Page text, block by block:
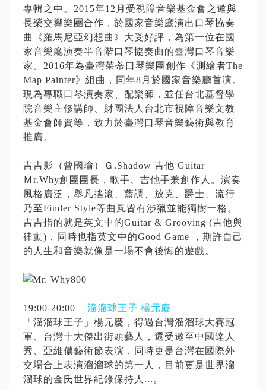
專輯之中。2015年12月受視障音樂基金會之邀與
長榮交響樂團合作，於國家音樂廳演出口琴協奏
曲《羅馬尼亞幻想曲》大受好評，為第一位在國
家音樂廳演奏半音階口琴協奏曲的臺灣口琴音樂
家。2016年為臺灣茱蒂口琴樂團創作《測繪者The
Map Painter》組曲，同年8月於國家音樂廳首演。
現為專職口琴演奏家、配樂師，並任台北基督學
院音樂主修講師、財團法人台北市視障音樂文教
基金會師資等，致力於臺灣口琴音樂藝術與教育
推廣。
吉吉影（曾國瑜）Ｇ.Shadow 吉他 Guitar
Ｍr.Why創團團長，歌手、吉他手兼創作人。演奏
風格廣泛，舉凡搖滾、藍調、放克、爵士、流行
乃至Finder Style等曲風皆有涉獵並能獨樹一格。
吉吉指的就是英文中的Guitar & Grooving (吉他與
律動)，同時也指英文中的Good Game ，期許自己
的人生和音樂就像是一場不會後悔的遊戲。
19:00-20:00 溜溜球王子 楊元慶
「溜溜球王子」楊元慶，得過台灣溜溜球大賽冠
軍、台灣十大傑出街頭藝人，還受邀至中國達人
秀、亞維儂藝術節表演，同時更是台灣在國際外
交場合上表演溜溜球的第一人，目前更是世界溜
溜球的金氏世界紀錄保持人...。